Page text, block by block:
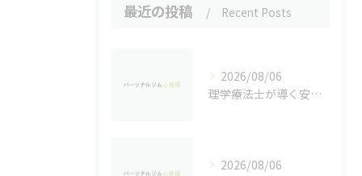
最近の投稿 Recent Posts
2026/08/06
理学療法士が導く安心の個室パーソナルトレーニング
2026/08/06